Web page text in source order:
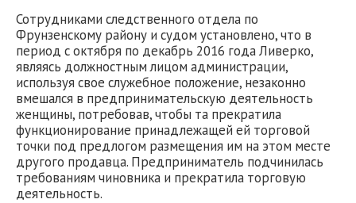
Сотрудниками следственного отдела по
Фрунзенскому району и судом установлено, что в
период с октября по декабрь 2016 года Ливерко,
являясь должностным лицом администрации,
используя свое служебное положение, незаконно
вмешался в предпринимательскую деятельность
женщины, потребовав, чтобы та прекратила
функционирование принадлежащей ей торговой
точки под предлогом размещения им на этом месте
другого продавца. Предприниматель подчинилась
требованиям чиновника и прекратила торговую
деятельность.